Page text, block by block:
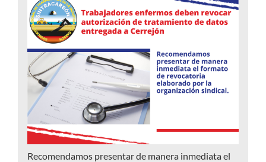
Recomendamos presentar de manera inmediata el